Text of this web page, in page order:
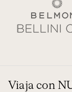
Viaja con